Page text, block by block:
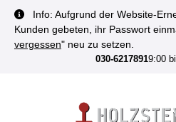
springen
Info: Aufgrund der Website-
Kunden gebeten, ihr Passwort
vergessen" neu zu setzen.
030-62178919:00